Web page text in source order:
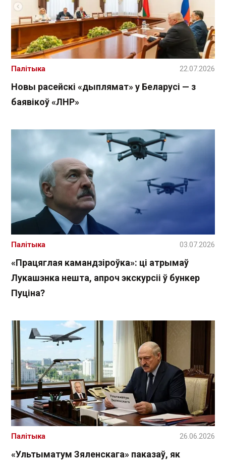
Новы расейскі «дыплямат» у Беларусі — з
баявікоў «ЛНР»
Палітыка 22.07.2026
«Працяглая камандзіроўка»: ці атрымаў
Лукашэнка нешта, апроч экскурсіі ў бункер
Пуціна?
Палітыка 03.07.2026
«Ультыматум Зяленскага» паказаў, як
Палітыка 26.06.2026